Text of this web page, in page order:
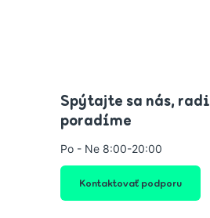
Spýtajte sa nás, radi
poradíme
Po - Ne 8:00-20:00
Kontaktovať podporu